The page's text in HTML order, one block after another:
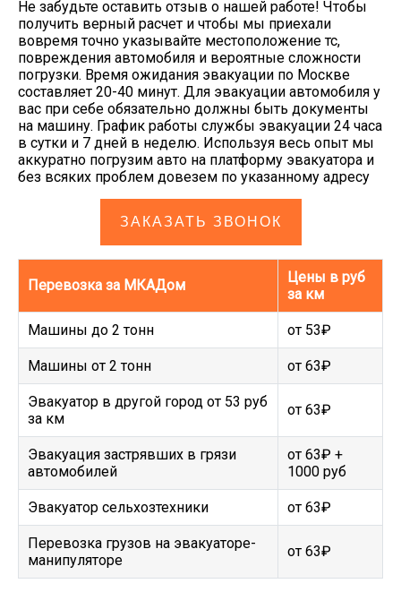
Не забудьте оставить отзыв о нашей работе! Чтобы
получить верный расчет и чтобы мы приехали
вовремя точно указывайте местоположение тс,
повреждения автомобиля и вероятные сложности
погрузки. Время ожидания эвакуации по Москве
составляет 20-40 минут. Для эвакуации автомобиля у
вас при себе обязательно должны быть документы
на машину. График работы службы эвакуации 24 часа
в сутки и 7 дней в неделю. Используя весь опыт мы
аккуратно погрузим авто на платформу эвакуатора и
без всяких проблем довезем по указанному адресу
ЗАКАЗАТЬ ЗВОНОК
Перевозка за МКАДом
Цены в руб
за км
Машины до 2 тонн от 53₽
Машины от 2 тонн от 63₽
Эвакуатор в другой город от 53 руб
за км
от 63₽
Эвакуация застрявших в грязи
автомобилей
от 63₽ +
1000 руб
Эвакуатор сельхозтехники от 63₽
Перевозка грузов на эвакуаторе-
манипуляторе
от 63₽